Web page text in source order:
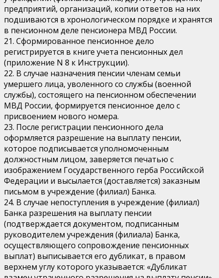
предприятий, организаций, копии ответов на них
подшиваются в хронологическом порядке и хранятся
в пенсионном деле пенсионера МВД России.
21. Сформированное пенсионное дело
регистрируется в книге учета пенсионных дел
(приложение N 8 к Инструкции).
22. В случае назначения пенсии членам семьи
умершего лица, уволенного со службы (военной
службы), состоящего на пенсионном обеспечении
МВД России, формируется пенсионное дело с
присвоением нового номера.
23. После регистрации пенсионного дела
оформляется разрешение на выплату пенсии,
которое подписывается уполномоченным
должностным лицом, заверяется печатью с
изображением Государственного герба Российской
Федерации и высылается (доставляется) заказным
письмом в учреждение (филиал) Банка.
24. В случае непоступления в учреждение (филиал)
Банка разрешения на выплату пенсии
(подтверждается документом, подписанным
руководителем учреждения (филиала) Банка,
осуществляющего сопровождение пенсионных
выплат) выписывается его дубликат, в правом
верхнем углу которого указывается: «Дубликат